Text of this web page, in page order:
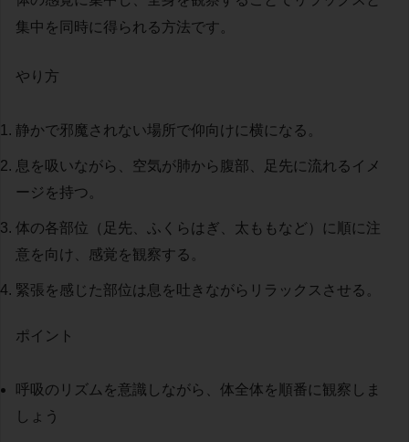
集中を同時に得られる方法です。
やり方
静かで邪魔されない場所で仰向けに横になる。
息を吸いながら、空気が肺から腹部、足先に流れるイメ
ージを持つ。
体の各部位（足先、ふくらはぎ、太ももなど）に順に注
意を向け、感覚を観察する。
緊張を感じた部位は息を吐きながらリラックスさせる。
ポイント
呼吸のリズムを意識しながら、体全体を順番に観察しま
しょう